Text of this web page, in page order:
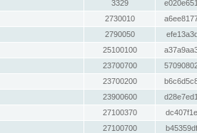
3329
2730010
2790050
25100100
23700700
23700200
23900600
27100370
27100700